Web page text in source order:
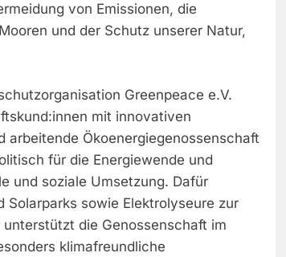
von Emissionen, die
und der Schutz unserer Natur,
Greenpeace e.V.
mit innovativen
arbeitende Ökoenergiegenossenschaft
für die Energiewende und
und soziale Umsetzung. Dafür
sowie Elektrolyseure zur
die Genossenschaft im
klimafreundliche